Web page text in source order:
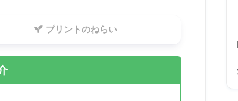
プリントのねらい